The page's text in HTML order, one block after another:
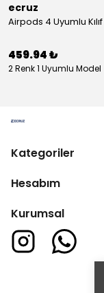
ecruz
459.94 ₺
2 Renk 1 Uyumlu Model
Kategoriler
Hesabım
Kurumsal